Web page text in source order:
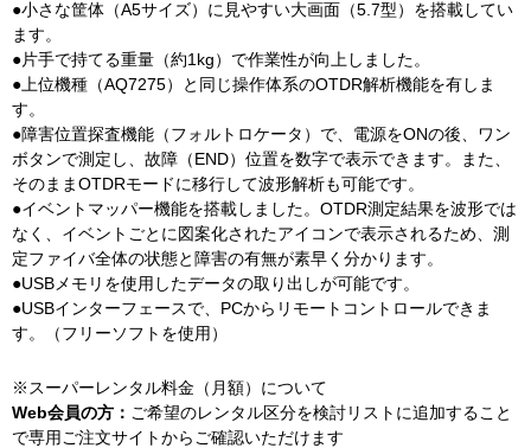
●小さな筐体（A5サイズ）に見やすい大画面（5.7型）を搭載してい
ます。
●片手で持てる重量（約1kg）で作業性が向上しました。
●上位機種（AQ7275）と同じ操作体系のOTDR解析機能を有しま
す。
●障害位置探査機能（フォルトロケータ）で、電源をONの後、ワン
ボタンで測定し、故障（END）位置を数字で表示できます。また、
そのままOTDRモードに移行して波形解析も可能です。
●イベントマッパー機能を搭載しました。OTDR測定結果を波形では
なく、イベントごとに図案化されたアイコンで表示されるため、測
定ファイバ全体の状態と障害の有無が素早く分かります。
●USBメモリを使用したデータの取り出しが可能です。
●USBインターフェースで、PCからリモートコントロールできま
す。（フリーソフトを使用）
※スーパーレンタル料金（月額）について
Web会員の方： ご希望のレンタル区分を検討リストに追加すること
で専用ご注文サイトからご確認いただけます